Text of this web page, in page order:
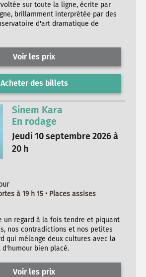
sur toute la ligne, écrite par
brillamment interprétée par des
d'art dramatique de
Voir les prix
Acheter des billets
Sinem Kara
En rodage
Jeudi 10 septembre 2026 à
20 h
à 19 h 15 • Places assises
un regard à la fois tendre et piquant
nos contradictions et nos petites
qui mélange deux cultures avec la
bien placé.
Voir les prix